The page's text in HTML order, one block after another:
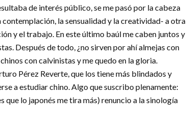
de interés público, se me pasó por la cabeza
la sensualidad y la creatividad- a otra
y el trabajo. En este último baúl me caben juntos y
Después de todo, ¿no sirven por ahí almejas con
con calvinistas y me quedo en la gloria.
Pérez Reverte, que los tiene más blindados y
a estudiar chino. Algo que suscribo plenamente:
lo japonés me tira más) renuncio a la sinología